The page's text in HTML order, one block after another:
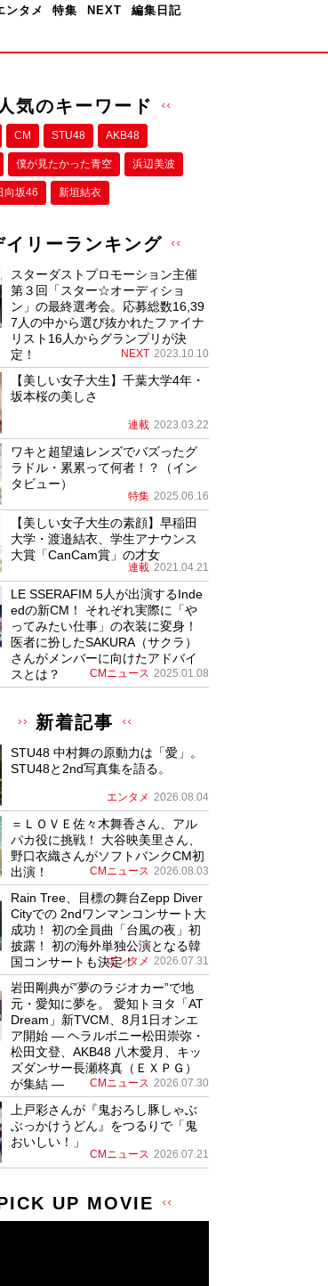
ンタメ 特集 NEXT 編集日記
人気のキーワード
CM STU48 AKB48
僕が⾒たかった⻘空 浜辺美波
向坂46 新垣結衣
イリーランキング
スターダストプロモーション主催
第３回「スター☆オーディショ
ン」の最終選考会。応募総数16,39
7人の中から選び抜かれたファイナ
リスト16人からグランプリが決
定！
NEXT 2023.10.10
【美しい女子大生】千葉大学4年・
坂本桜の美しさ
連載 2023.03.22
ワキと超望遠レンズでバズったグ
ラドル・累累って何者！？（イン
タビュー）
特集 2025.06.16
【美しい女子大生の素顔】早稲田
大学・渡邉結衣、学生アナウンス
大賞「CanCam賞」の才女
連載 2021.04.21
LE SSERAFIM 5人が出演するInde
edの新CM！ それぞれ実際に「や
ってみたい仕事」の衣装に変身！
医者に扮したSAKURA（サクラ）
さんがメンバーに向けたアドバイ
スとは？
CMニュース 2025.01.08
新着記事
STU48 中村舞の原動力は「愛」。
STU48と2nd写真集を語る。
エンタメ 2026.08.04
＝ＬＯＶＥ佐々木舞香さん、アル
パカ役に挑戦！ 大谷映美里さん、
野口衣織さんがソフトバンクCM初
出演！
CMニュース 2026.08.03
Rain Tree、目標の舞台Zepp Diver
Cityでの 2ndワンマンコンサート大
成功！ 初の全員曲「台風の夜」初
披露！ 初の海外単独公演となる韓
国コンサートも決定！
エンタメ 2026.07.31
岩田剛典が”夢のラジオカー”で地
元・愛知に夢を。 愛知トヨタ「AT
Dream」新TVCM、8月1日オンエ
ア開始 ― ヘラルボニー松田崇弥・
松田文登、AKB48 八木愛月、キッ
ズダンサー長瀬柊真（ＥＸＰＧ）
が集結 ―
CMニュース 2026.07.30
上戸彩さんが『鬼おろし豚しゃぶ
ぶっかけうどん』をつるりで「鬼
おいしい！」
CMニュース 2026.07.21
UP MOVIE